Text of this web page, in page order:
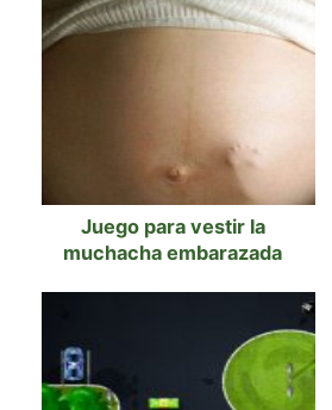
Juego para vestir la
muchacha embarazada